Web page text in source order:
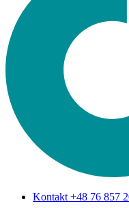
Kontakt +48 76 857